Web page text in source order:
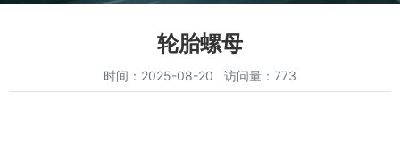
轮胎螺母
时间：2025-08-20 访问量：773